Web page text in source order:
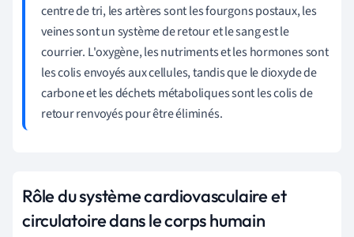
centre de tri, les artères sont les fourgons postaux, les
veines sont un système de retour et le sang est le
courrier. L'oxygène, les nutriments et les hormones sont
les colis envoyés aux cellules, tandis que le dioxyde de
carbone et les déchets métaboliques sont les colis de
retour renvoyés pour être éliminés.
Rôle du système cardiovasculaire et
circulatoire dans le corps humain